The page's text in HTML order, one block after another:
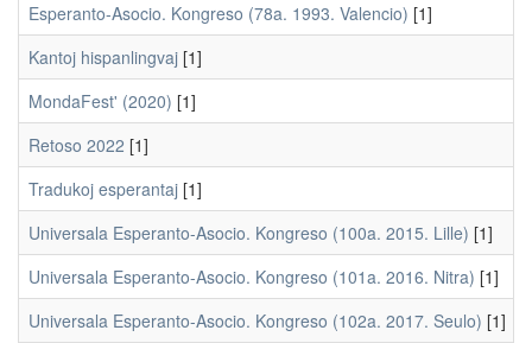
Esperanto-Asocio. Kongreso (78a. 1993. Valencio) [1]
Kantoj hispanlingvaj [1]
MondaFest' (2020) [1]
Retoso 2022 [1]
Tradukoj esperantaj [1]
Universala Esperanto-Asocio. Kongreso (100a. 2015. Lille) [1]
Universala Esperanto-Asocio. Kongreso (101a. 2016. Nitra) [1]
Universala Esperanto-Asocio. Kongreso (102a. 2017. Seulo) [1]